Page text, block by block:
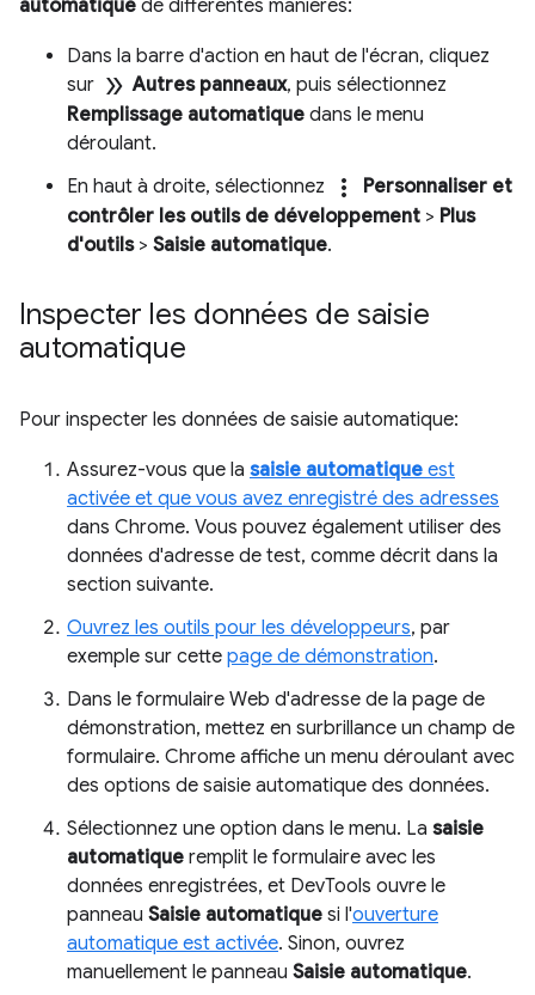
automatique de différentes manières:
Dans la barre d'action en haut de l'écran, cliquez
sur double_arrow Autres panneaux, puis sélectionnez
Remplissage automatique dans le menu
déroulant.
En haut à droite, sélectionnez
more_vert
Personnaliser et
contrôler les outils de développement > Plus
d'outils> Saisie automatique.
Inspecter les données de saisie
automatique
Pour inspecter les données de saisie automatique:
Assurez-vous que la saisie automatique est
activée et que vous avez enregistré des adresses
dans Chrome. Vous pouvez également utiliser des
données d'adresse de test, comme décrit dans la
section suivante.
Ouvrez les outils pour les développeurs, par
exemple sur cette page de démonstration.
Dans le formulaire Web d'adresse de la page de
démonstration, mettez en surbrillance un champ de
formulaire. Chrome affiche un menu déroulant avec
des options de saisie automatique des données.
Sélectionnez une option dans le menu. La saisie
automatique remplit le formulaire avec les
données enregistrées, et DevTools ouvre le
panneau Saisie automatique si l'ouverture
automatique est activée. Sinon, ouvrez
manuellement le panneau Saisie automatique.